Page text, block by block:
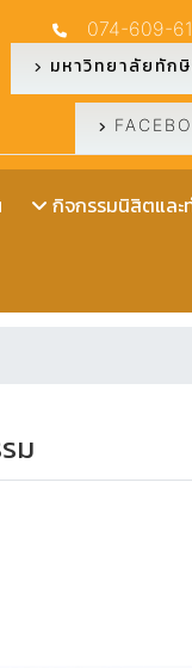
074-609-
มหาวิทยาลัยทัก
กิจกรรมนิสิตและ
ม